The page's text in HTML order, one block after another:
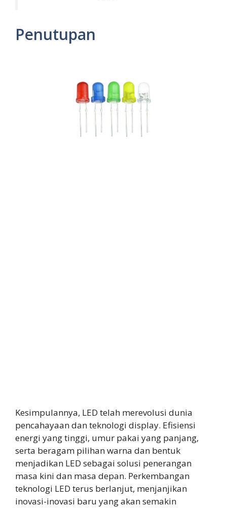
Penutupan
Kesimpulannya, LED telah merevolusi dunia
pencahayaan dan teknologi display. Efisiensi
energi yang tinggi, umur pakai yang panjang,
serta beragam pilihan warna dan bentuk
menjadikan LED sebagai solusi penerangan
masa kini dan masa depan. Perkembangan
teknologi LED terus berlanjut, menjanjikan
inovasi-inovasi baru yang akan semakin